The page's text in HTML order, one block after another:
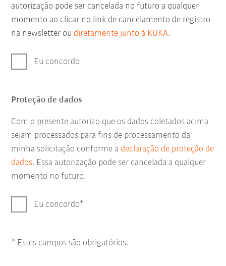
autorização pode ser cancelada no futuro a qualquer
momento ao clicar no link de cancelamento de registro
na newsletter ou diretamente junto à KUKA.
Eu concordo
Proteção de dados
Com o presente autorizo que os dados coletados acima
sejam processados para fins de processamento da
minha solicitação conforme a declaração de proteção de
dados. Essa autorização pode ser cancelada a qualquer
momento no futuro.
Eu concordo
* Estes campos são obrigatórios.